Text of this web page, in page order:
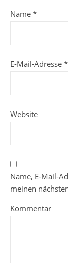
Name *
E-Mail-Adresse *
Website
Name, E-Mail-
meinen
Kommentar